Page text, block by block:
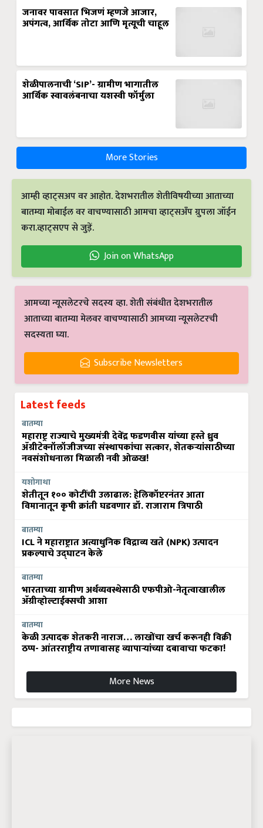
जनावर पावसात भिजणं म्हणजे आजार,
अपंगत्व, आर्थिक तोटा आणि मृत्यूची चाहूल
शेळीपालनाची ‘SIP’- ग्रामीण भागातील
आर्थिक स्वावलंबनाचा यशस्वी फॉर्मुला
More Stories
आम्ही व्हाट्सअप वर आहोत. देशभरातील शेतीविषयीच्या आताच्या
बातम्या मोबाईल वर वाचण्यासाठी आमचा व्हाट्सअँप ग्रुपला जॉईन
करा.व्हाट्सएप से जुड़ें.
Join on WhatsApp
आमच्या न्यूसलेटरचे सदस्य व्हा. शेती संबंधीत देशभरातील
आताच्या बातम्या मेलवर वाचण्यासाठी आमच्या न्यूसलेटरची
सदस्यता घ्या.
Subscribe Newsletters
Latest feeds
बातम्या
महाराष्ट्र राज्याचे मुख्यमंत्री देवेंद्र फडणवीस यांच्या हस्ते ध्रुव
ॲग्रीटेक्नॉलॉजीजच्या संस्थापकांचा सत्कार, शेतकऱ्यांसाठीच्या
नवसंशोधनाला मिळाली नवी ओळख!
यशोगाथा
शेतीतून १०० कोटींची उलाढाल: हेलिकॉप्टरनंतर आता
विमानातून कृषी क्रांती घडवणार डॉ. राजाराम त्रिपाठी
बातम्या
ICL ने महाराष्ट्रात अत्याधुनिक विद्राव्य खते (NPK) उत्पादन
प्रकल्पाचे उद्घाटन केले
बातम्या
भारताच्या ग्रामीण अर्थव्यवस्थेसाठी एफपीओ-नेतृत्वाखालील
अ‍ॅग्रीव्होल्टाईक्सची आशा
बातम्या
केळी उत्पादक शेतकरी नाराज… लाखोंचा खर्च करूनही विक्री
ठप्प- आंतरराष्ट्रीय तणावासह व्यापाऱ्यांच्या दबावाचा फटका!
More News